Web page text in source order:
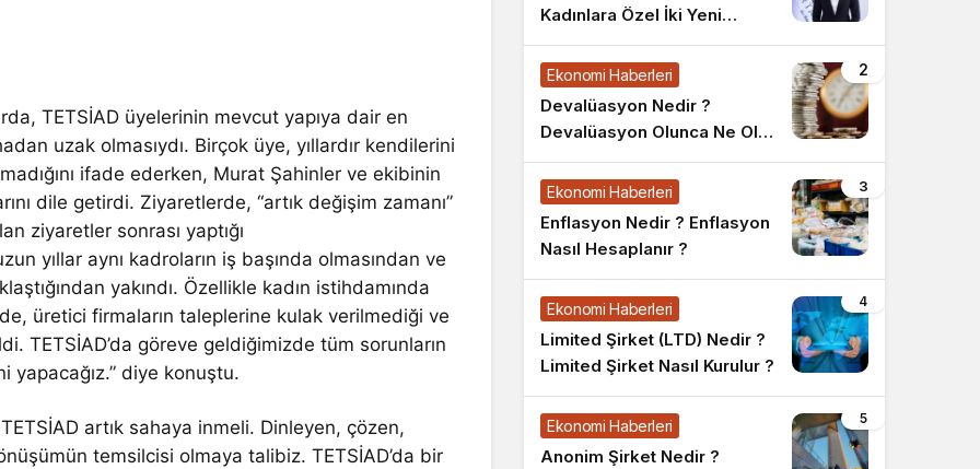
TETSİAD üyelerinin mevcut yapıya dair en
uzak olmasıydı. Birçok üye, yıllardır kendilerini
ifade ederken, Murat Şahinler ve ekibinin
dile getirdi. Ziyaretlerde, “artık değişim zamanı”
ziyaretler sonrası yaptığı
yıllar aynı kadroların iş başında olmasından ve
yakındı. Özellikle kadın istihdamında
üretici firmaların taleplerine kulak verilmediği ve
TETSİAD’da göreve geldiğimizde tüm sorunların
yapacağız.” diye konuştu.
artık sahaya inmeli. Dinleyen, çözen,
temsilcisi olmaya talibiz. TETSİAD’da bir
Kadınlara Özel İki Yeni
Bireysel Emeklilik Planı
2
Ekonomi Haberleri
Devalüasyon Nedir ?
Devalüasyon Olunca Ne Olur
?
3
Ekonomi Haberleri
Enflasyon Nedir ? Enflasyon
Nasıl Hesaplanır ?
4
Ekonomi Haberleri
Limited Şirket (LTD) Nedir ?
Limited Şirket Nasıl Kurulur ?
5
Ekonomi Haberleri
Anonim Şirket Nedir ?